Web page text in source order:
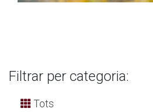
Filtrar per categoria:
Tots